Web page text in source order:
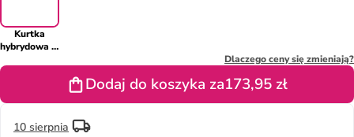
Kurtka
hybrydowa w
Dlaczego ceny się zmieniają?
Dodaj do koszyka za173,95 zł
10 sierpnia